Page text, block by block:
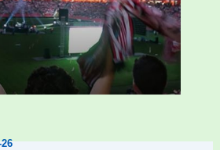
ere pantaila
dituzte Kopako